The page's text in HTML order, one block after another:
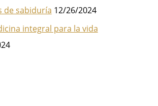
de sabiduría 12/26/2024
integral para la vida